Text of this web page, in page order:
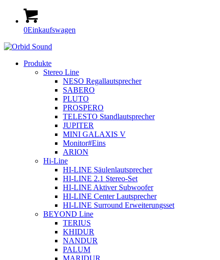
0Einkaufswagen
Produkte
Stereo Line
NESO Regallautsprecher
SABERO
PLUTO
PROSPERO
TELESTO Standlautsprecher
JUPITER
MINI GALAXIS V
Monitor#Eins
ARION
Hi-Line
HI-LINE Säulenlautsprecher
HI-LINE 2.1 Stereo-Set
HI-LINE Aktiver Subwoofer
HI-LINE Center Lautsprecher
HI-LINE Surround Erweiterungsset
BEYOND Line
TERIUS
KHIDUR
NANDUR
PALUM
MARIDUR